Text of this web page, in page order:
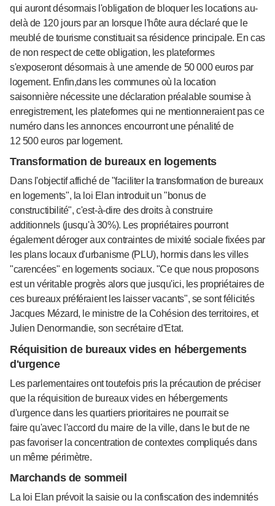
qui auront désormais l'obligation de bloquer les locations au-
delà de 120 jours par an lorsque l'hôte aura déclaré que le
meublé de tourisme constituait sa résidence principale. En cas
de non respect de cette obligation, les plateformes
s'exposeront désormais à une amende de 50 000 euros par
logement. Enfin,dans les communes où la location
saisonnière nécessite une déclaration préalable soumise à
enregistrement, les plateformes qui ne mentionneraient pas ce
numéro dans les annonces encourront une pénalité de
12 500 euros par logement.
Transformation de bureaux en logements
Dans l'objectif affiché de "faciliter la transformation de bureaux
en logements", la loi Elan introduit un "bonus de
constructibilité", c'est-à-dire des droits à construire
additionnels (jusqu'à 30%). Les propriétaires pourront
également déroger aux contraintes de mixité sociale fixées par
les plans locaux d'urbanisme (PLU), hormis dans les villes
"carencées" en logements sociaux. "Ce que nous proposons
est un véritable progrès alors que jusqu'ici, les propriétaires de
ces bureaux préféraient les laisser vacants", se sont félicités
Jacques Mézard, le ministre de la Cohésion des territoires, et
Julien Denormandie, son secrétaire d'Etat.
Réquisition de bureaux vides en hébergements
d'urgence
Les parlementaires ont toutefois pris la précaution de préciser
que la réquisition de bureaux vides en hébergements
d'urgence dans les quartiers prioritaires ne pourrait se
faire qu'avec l'accord du maire de la ville, dans le but de ne
pas favoriser la concentration de contextes compliqués dans
un même périmètre.
Marchands de sommeil
La loi Elan prévoit la saisie ou la confiscation des indemnités